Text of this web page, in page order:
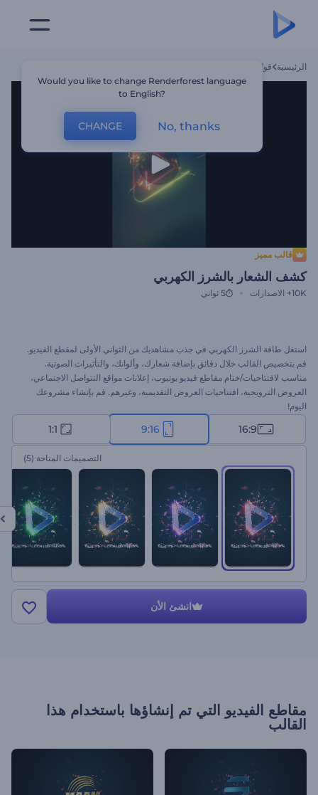
الرئيسية قوالب
قالب مميز
كشف الشعار بالشرز الكهربي
10K+ الاصدارات 5 ثواني
استغل طاقة الشرز الكهربي في جذب مشاهديك من الثواني الأولى لمقطع الفيديو.
قم بتخصيص القالب خلال دقائق بإضافة شعارك، وألوانك، والتأثيرات الصوتية.
مناسب لافتتاحيات/ختام مقاطع فيديو يوتيوب، إعلانات مواقع التتواصل الاجتماعي،
العروض الترويجية، افتتاحيات العروض التقديمية، وغيرهم. قم بإنشاء مشروعك
اليوم!
16:9
9:16
1:1
التصميمات المتاحة (5)
انشئ الأن
مقاطع الفيديو التي تم إنشاؤها باستخدام هذا
القالب
Would you like to change Renderforest language
to English?
CHANGE No, thanks